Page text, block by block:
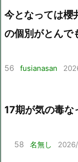
今となっては櫻
の個別がとんで
56 fusianasan
17期が気の毒な
58 名無し